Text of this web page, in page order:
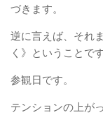
づきます。
逆に言えば、それ
く》ということです
参観日です。
テンションの上が